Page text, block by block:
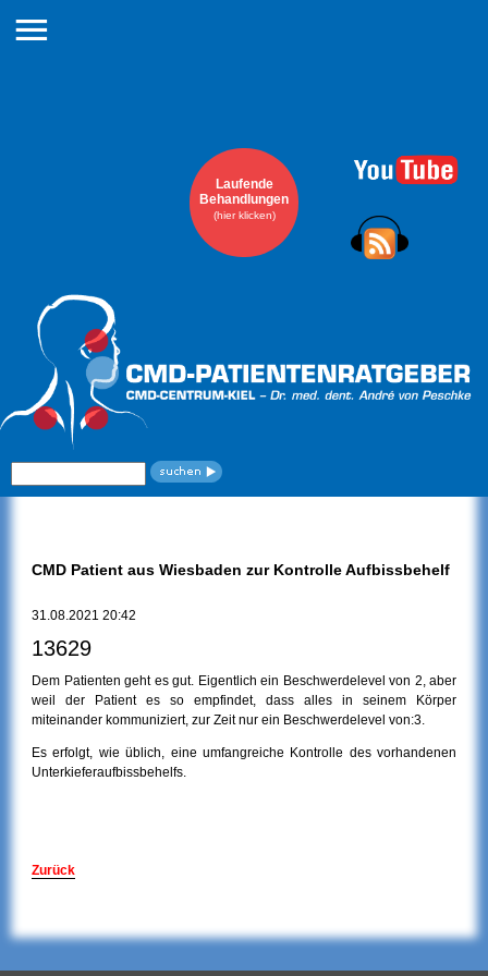
Navigation
Laufende
Behandlungen
(hier klicken)
Suchbegriffe
CMD Patient aus Wiesbaden zur Kontrolle Aufbissbehelf
31.08.2021 20:42
13629
Dem Patienten geht es gut. Eigentlich ein Beschwerdelevel von 2, aber
weil der Patient es so empfindet, dass alles in seinem Körper
miteinander kommuniziert, zur Zeit nur ein Beschwerdelevel von:3.
Es erfolgt, wie üblich, eine umfangreiche Kontrolle des vorhandenen
Unterkieferaufbissbehelfs.
Zurück